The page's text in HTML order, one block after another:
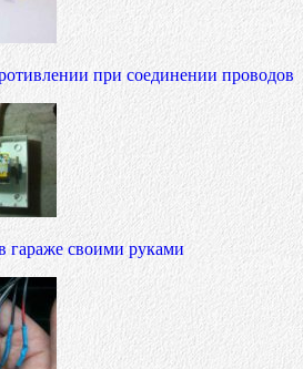
при соединении проводов
гараже своими руками